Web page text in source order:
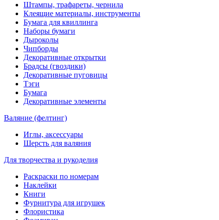
Штампы, трафареты, чернила
Клеящие материалы, инструменты
Бумага для квиллинга
Наборы бумаги
Дыроколы
Чипборды
Декоративные открытки
Брадсы (гвоздики)
Декоративные пуговицы
Тэги
Бумага
Декоративные элементы
Валяние (фелтинг)
Иглы, аксессуары
Шерсть для валяния
Для творчества и рукоделия
Раскраски по номерам
Наклейки
Книги
Фурнитура для игрушек
Флористика